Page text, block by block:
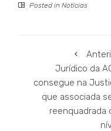
Posted in Notícias
Jurídico da
consegue na
que associada
reenquadrada